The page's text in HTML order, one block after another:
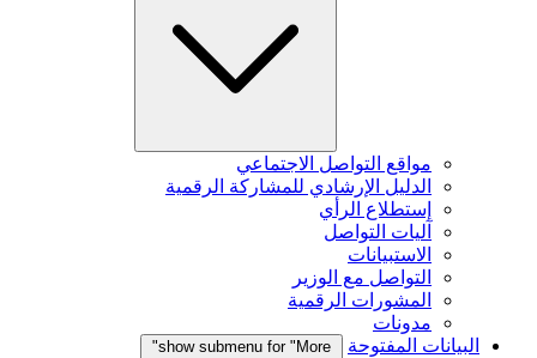
مواقع التواصل الاجتماعي
الدليل الإرشادي للمشاركة الرقمية
إستطلاع الرأي
آليات التواصل
الاستبيانات
التواصل مع الوزير
المشورات الرقمية
مدونات
البيانات المفتوحة
show submenu for "More"